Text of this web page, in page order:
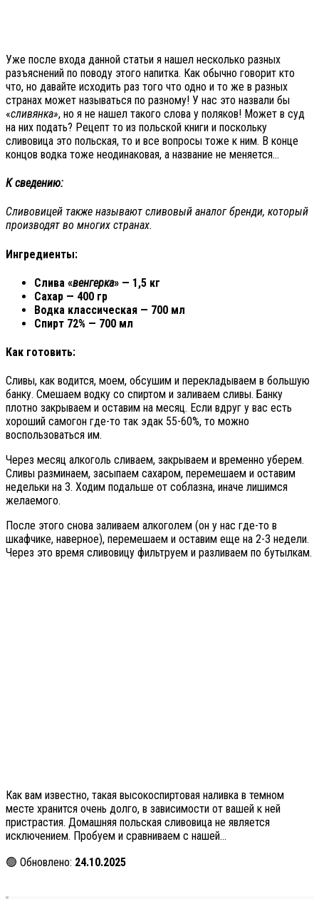
Уже после входа данной статьи я нашел несколько разных
разъяснений по поводу этого напитка. Как обычно говорит кто
что, но давайте исходить раз того что одно и то же в разных
странах может называться по разному! У нас это назвали бы
«сливянка», но я не нашел такого слова у поляков! Может в суд
на них подать? Рецепт то из польской книги и поскольку
сливовица это польская, то и все вопросы тоже к ним. В конце
концов водка тоже неодинаковая, а название не меняется…
К сведению:
Сливовицей также называют сливовый аналог бренди, который
производят во многих странах.
Ингредиенты:
Слива «венгерка» — 1,5 кг
Сахар — 400 гр
Водка классическая — 700 мл
Спирт 72% — 700 мл
Как готовить:
Сливы, как водится, моем, обсушим и перекладываем в большую
банку. Смешаем водку со спиртом и заливаем сливы. Банку
плотно закрываем и оставим на месяц. Если вдруг у вас есть
хороший самогон где-то так эдак 55-60%, то можно
воспользоваться им.
Через месяц алкоголь сливаем, закрываем и временно уберем.
Сливы разминаем, засыпаем сахаром, перемешаем и оставим
недельки на 3. Ходим подальше от соблазна, иначе лишимся
желаемого.
После этого снова заливаем алкоголем (он у нас где-то в
шкафчике, наверное), перемешаем и оставим еще на 2-3 недели.
Через это время сливовицу фильтруем и разливаем по бутылкам.
Как вам известно, такая высокоспиртовая наливка в темном
месте хранится очень долго, в зависимости от вашей к ней
пристрастия. Домашняя польская сливовица не является
исключением. Пробуем и сравниваем с нашей…
🟢 Обновлено: 24.10.2025